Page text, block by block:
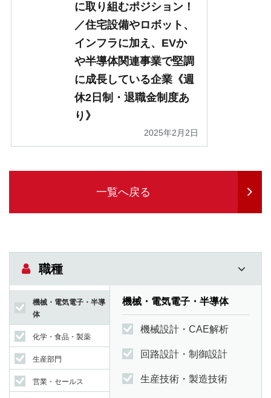
に取り組むポジション！
／住宅設備やロボット、
インフラに加え、EVか
や半導体関連事業で堅調
に成長している企業《週
休2日制・退職金制度あ
り》
2025年2月2日
一覧へ戻る
職種
機械・電気電子・半導
体
化学・食品・製薬
生産部門
営業・セールス
機械・電気電子・半導体
機械設計・CAE解析
回路設計・制御設計
生産技術・製造技術